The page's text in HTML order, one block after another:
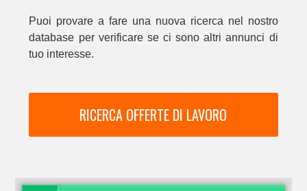
Puoi provare a fare una nuova ricerca nel nostro
database per verificare se ci sono altri annunci di
tuo interesse.
RICERCA OFFERTE DI LAVORO